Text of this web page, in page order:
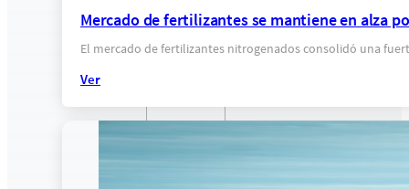
Mercado de fertilizantes se mantiene en alza
El mercado de fertilizantes nitrogenados consolidó una
Ver